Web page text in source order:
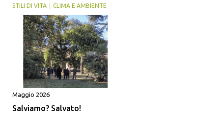
STILI DI VITA CLIMA E AMBIENTE
Maggio 2026
Salviamo? Salvato!